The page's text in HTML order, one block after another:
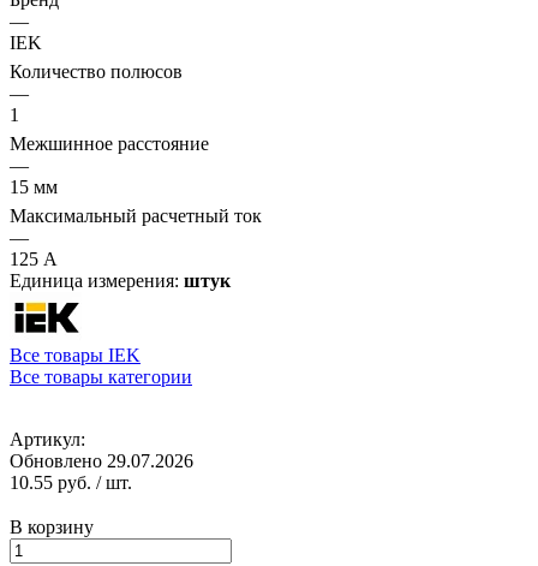
—
IEK
Количество полюсов
—
1
Межшинное расстояние
—
15 мм
Максимальный расчетный ток
—
125 А
Единица измерения: штук
Все товары IEK
Все товары категории
Артикул:
Обновлено 29.07.2026
10.55 руб. / шт.
В корзину